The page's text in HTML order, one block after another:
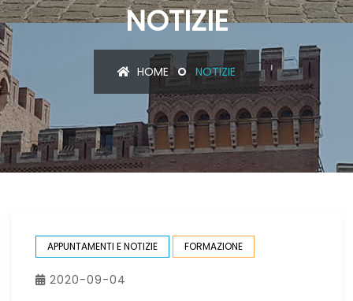
NOTIZIE
HOME NOTIZIE
APPUNTAMENTI E NOTIZIE FORMAZIONE
2020-09-04